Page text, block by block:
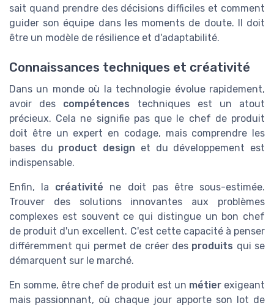
sait quand prendre des décisions difficiles et comment
guider son équipe dans les moments de doute. Il doit
être un modèle de résilience et d'adaptabilité.
Connaissances techniques et créativité
Dans un monde où la technologie évolue rapidement,
avoir des compétences techniques est un atout
précieux. Cela ne signifie pas que le chef de produit
doit être un expert en codage, mais comprendre les
bases du product design et du développement est
indispensable.
Enfin, la créativité ne doit pas être sous-estimée.
Trouver des solutions innovantes aux problèmes
complexes est souvent ce qui distingue un bon chef
de produit d'un excellent. C'est cette capacité à penser
différemment qui permet de créer des produits qui se
démarquent sur le marché.
En somme, être chef de produit est un métier exigeant
mais passionnant, où chaque jour apporte son lot de